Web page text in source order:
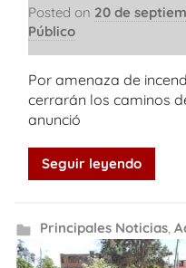
Posted on 20 de
Público
Por amenaza de
cerrarán los caminos
anunció
Seguir leyendo
Principales Noticias,